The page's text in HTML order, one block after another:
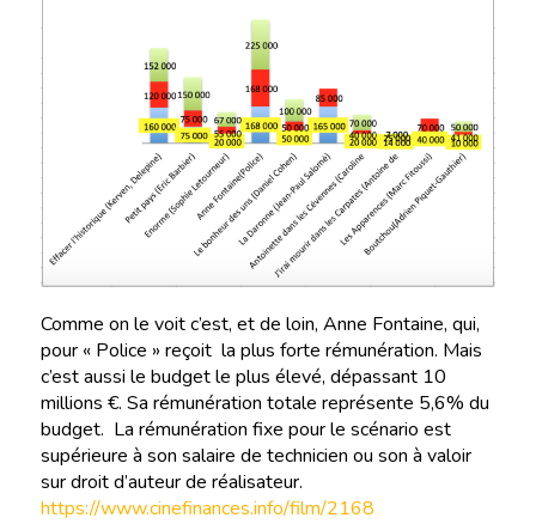
Comme on le voit c’est, et de loin, Anne Fontaine, qui,
pour « Police » reçoit la plus forte rémunération. Mais
c’est aussi le budget le plus élevé, dépassant 10
millions €. Sa rémunération totale représente 5,6% du
budget. La rémunération fixe pour le scénario est
supérieure à son salaire de technicien ou son à valoir
sur droit d’auteur de réalisateur.
https://www.cinefinances.info/film/2168